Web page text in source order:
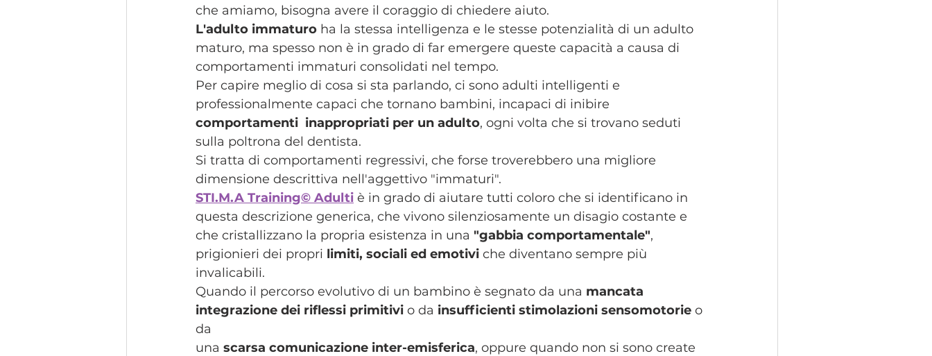
che amiamo, bisogna avere il coraggio di chiedere aiuto.
L'adulto immaturo ha la stessa intelligenza e le stesse potenzialità di un adulto
maturo, ma spesso non è in grado di far emergere queste capacità a causa di
comportamenti immaturi consolidati nel tempo.
Per capire meglio di cosa si sta parlando, ci sono adulti intelligenti e
professionalmente capaci che tornano bambini, incapaci di inibire
comportamenti  inappropriati per un adulto, ogni volta che si trovano seduti
sulla poltrona del dentista.
Si tratta di comportamenti regressivi, che forse troverebbero una migliore
dimensione descrittiva nell'aggettivo "immaturi".
STI.M.A Training© Adulti è in grado di aiutare tutti coloro che si identificano in
questa descrizione generica, che vivono silenziosamente un disagio costante e
che cristallizzano la propria esistenza in una "gabbia comportamentale",
prigionieri dei propri limiti, sociali ed emotivi che diventano sempre più
invalicabili.
Quando il percorso evolutivo di un bambino è segnato da una mancata
integrazione dei riflessi primitivi o da insufficienti stimolazioni sensomotorie o
da
una scarsa comunicazione inter-emisferica, oppure quando non si sono create